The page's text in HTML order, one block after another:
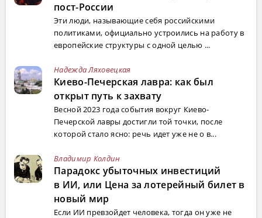
пост-России
Эти люди, называющие себя российскими
политиками, официально устроились на работу в
европейские структуры с одной целью ...
Надежда Ляховецкая
Киево-Печерская лавра: как был
открыт путь к захвату
Весной 2023 года события вокруг Киево-
Печерской лавры достигли той точки, после
которой стало ясно: речь идет уже не о в...
Владимир Колдин
Парадокс убыточных инвестиций
в ИИ, или Цена за лотерейный билет в
новый мир
Если ИИ превзойдет человека, тогда он уже не